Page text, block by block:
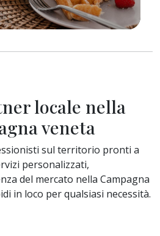
locale nella
veneta
sul territorio pronti a
personalizzati,
del mercato nella Campagna
in loco per qualsiasi necessità.